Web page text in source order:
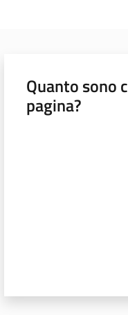
Quanto sono
pagina?